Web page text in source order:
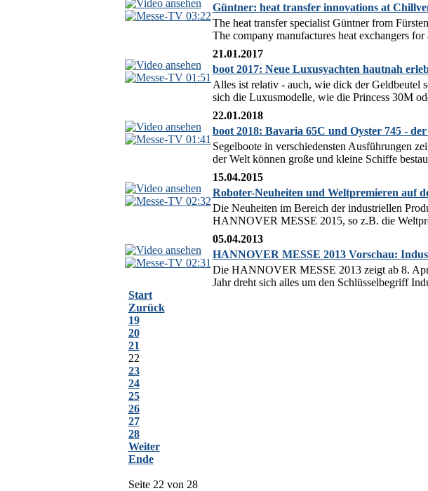
03:22
Güntner: heat transfer innovations at
The heat transfer specialist Güntner from
The company manufactures heat exchangers
01:51
21.01.2017
boot 2017: Neue Luxusyachten hautnah
Alles ist relativ - auch, wie dick der Geldbeutel
sich die Luxusmodelle, wie die Princess 30M
01:41
22.01.2018
boot 2018: Bavaria 65C und Oyster 745 -
Segelboote in verschiedensten Ausführungen
der Welt können große und kleine Schiffe
02:32
15.04.2015
Roboter-Neuheiten und Weltpremieren auf
Die Neuheiten im Bereich der industriellen
HANNOVER MESSE 2015, so z.B. die
02:31
05.04.2013
HANNOVER MESSE 2013 Vorschau:
Die HANNOVER MESSE 2013 zeigt ab 8.
Jahr dreht sich alles um den Schlüsselbegriff
Start
Zurück
19
20
21
22
23
24
25
26
27
28
Weiter
Ende
Seite 22 von 28